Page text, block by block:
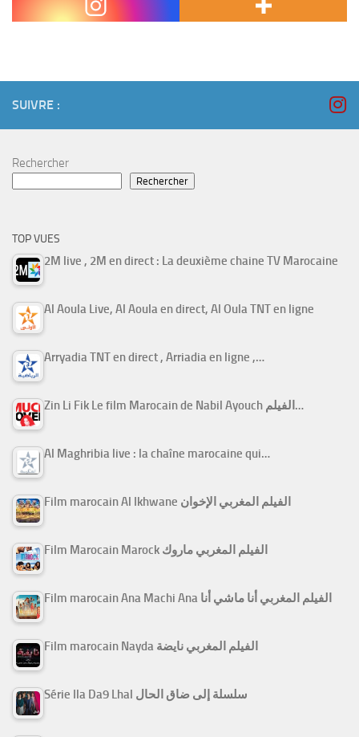
Rendez vous sur 2M pour...
SUIVRE :
Rechercher
Rechercher
TOP VUES
2M live , 2M en direct : La deuxième chaine TV Marocaine
Al Aoula Live, Al Aoula en direct, Al Oula TNT en ligne
Arryadia TNT en direct , Arriadia en ligne ,…
Zin Li Fik Le film Marocain de Nabil Ayouch الفيلم…
Al Maghribia live : la chaîne marocaine qui…
Film marocain Al Ikhwane الفيلم المغربي الإخوان
Film Marocain Marock الفيلم المغربي ماروك
Film marocain Ana Machi Ana الفيلم المغربي أنا ماشي أنا
Film marocain Nayda الفيلم المغربي نايضة
Série Ila Da9 Lhal سلسلة إلى ضاق الحال